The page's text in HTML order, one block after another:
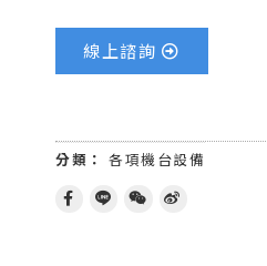
線上諮詢
分類： 各項機台設備